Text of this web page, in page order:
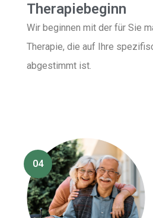
Therapiebeginn
Wir beginnen mit der für Sie
Therapie, die auf Ihre
abgestimmt ist.
04